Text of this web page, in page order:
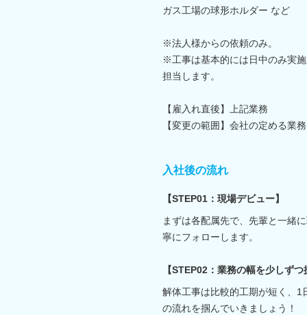
ガス工場の球形ホルダー など
※法人様からの依頼のみ。
※工事は基本的には日中のみ実
担当します。
【雇入れ直後】上記業務
【変更の範囲】会社の定める業務
入社後の流れ
【STEP01：現場デビュー】
まずは各配属先で、先輩と一緒
寧にフォローします。
【STEP02：業務の幅を少しずつ
解体工事は比較的工期が短く、
の流れを掴んでいきましょう！